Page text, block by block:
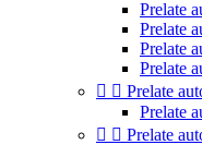
Prelate
Prelate
Prelate
Prelate
  Prelate
Prelate
  Prelate